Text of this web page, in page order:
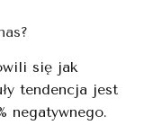
się jak
tendencja jest
negatywnego.